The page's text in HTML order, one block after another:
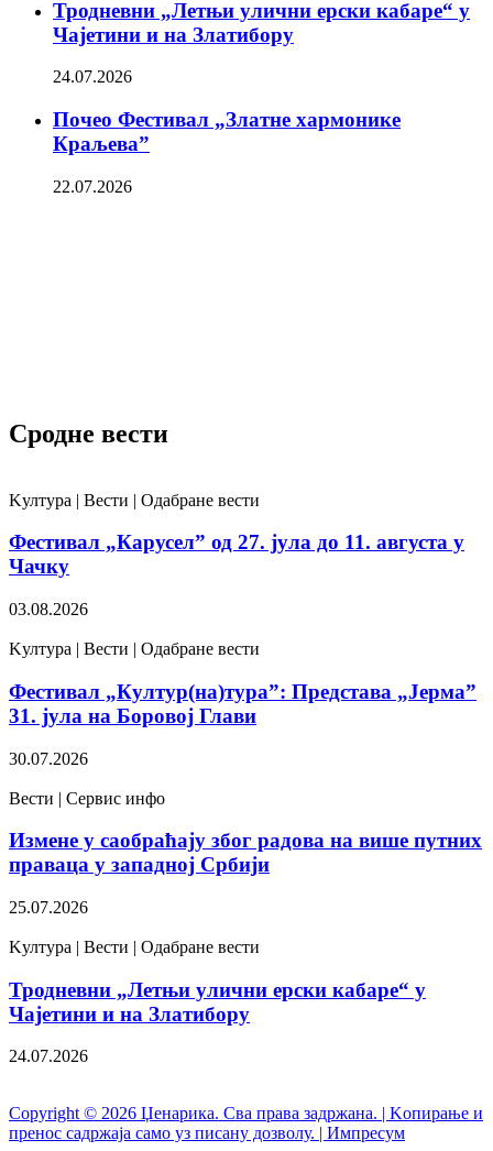
Тродневни „Летњи улични ерски кабаре“ у
Чајетини и на Златибору
24.07.2026
Почео Фестивал „Златне хармонике
Краљева”
22.07.2026
Сродне вести
Kултура | Вести | Одабране вести
Фестивал „Карусел” од 27. јула до 11. августа у
Чачку
03.08.2026
Kултура | Вести | Одабране вести
Фестивал „Култур(на)тура”: Представа „Јерма”
31. јула на Боровој Глави
30.07.2026
Вести | Сервис инфо
Измене у саобраћају због радова на више путних
праваца у западној Србији
25.07.2026
Kултура | Вести | Одабране вести
Тродневни „Летњи улични ерски кабаре“ у
Чајетини и на Златибору
24.07.2026
Copyright © 2026 Џенарика. Сва права задржана. | Kопирање и
пренос садржаја само уз писану дозволу. | Импресум